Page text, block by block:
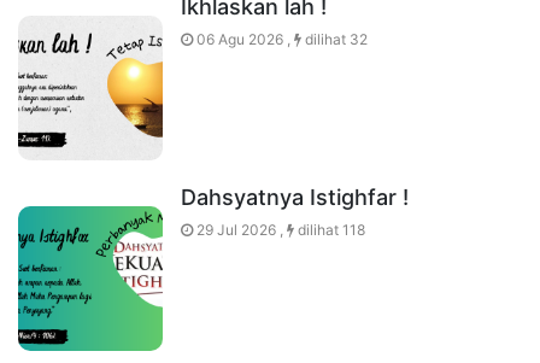
Ikhlaskan lah !
06 Agu 2026 , dilihat 32
Dahsyatnya Istighfar !
29 Jul 2026 , dilihat 118